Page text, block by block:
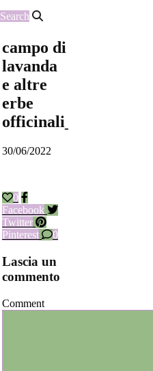
Search
campo di
lavanda
e altre
erbe
30/06/2022
0
Facebook
Twitter
Pinterest
0
Lascia un
commento
Comment